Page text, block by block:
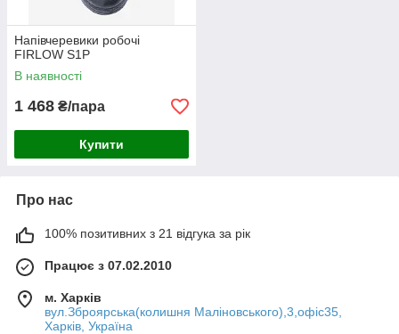
Напівчеревики робочі
FIRLOW S1P
В наявності
1 468 ₴/пара
Купити
Про нас
100% позитивних з 21 відгука за рік
Працює з 07.02.2010
м. Харків
вул.Зброярська(колишня Маліновського),3,офіс35,
Харків, Україна